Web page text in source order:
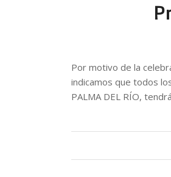
Por motivo de la
indicamos que todos
PALMA DEL RÍO,